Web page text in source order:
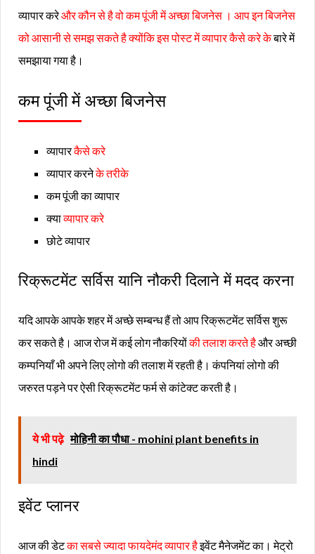
व्यापार करेऔर कौन से है वो कम पूंजी में अच्छा बिजनेस । आप इन बिजनेस
को आसानी से समझ सकते है क्योंकि इस पोस्ट में व्यापार कैसे करे केबारे में
समझाया गया है।
कम पूंजी में अच्छा बिजनेस
व्यापारकैसे करे
व्यापार करनेके तरीके
कम पूंजी का व्यापार
क्याव्यापार करे
छोटे व्यापार
रिक्रूटमेंट सर्विस यानि नौकरी दिलाने में मदद करना
यदि आपके आपके शहर में अच्छे सम्बन्ध हैं तो आप रिक्रूटमेंट सर्विस शुरू
कर सकते है। आज रोज में कई लोग नौकरियोंकी तलाश करते हैऔर अच्छी
कम्पनियाँ भी अपने लिए लोगो की तलाश में रहती है। कंपनियां लोगो की
जरुरत पड़ने पर ऐसी रिक्रूटमेंट फर्म से कांटेक्ट करती है।
ये भी पढ़े मोहिनी का पौधा - mohini plant benefits in
hindi
इवेंट प्लानर
आज की डेटका सबसे ज्यादा फायदेमंद व्यापार हैइवेंट मैनेजमेंट का। मेट्रो